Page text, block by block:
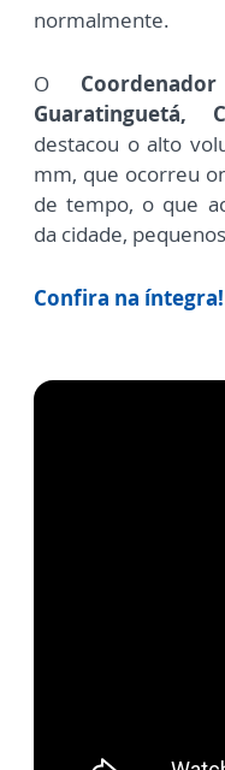
normalmente.
O
Guaratinguetá,
destacou o alto
mm, que ocorreu
de tempo, o que
da cidade,
Confira na íntegra!